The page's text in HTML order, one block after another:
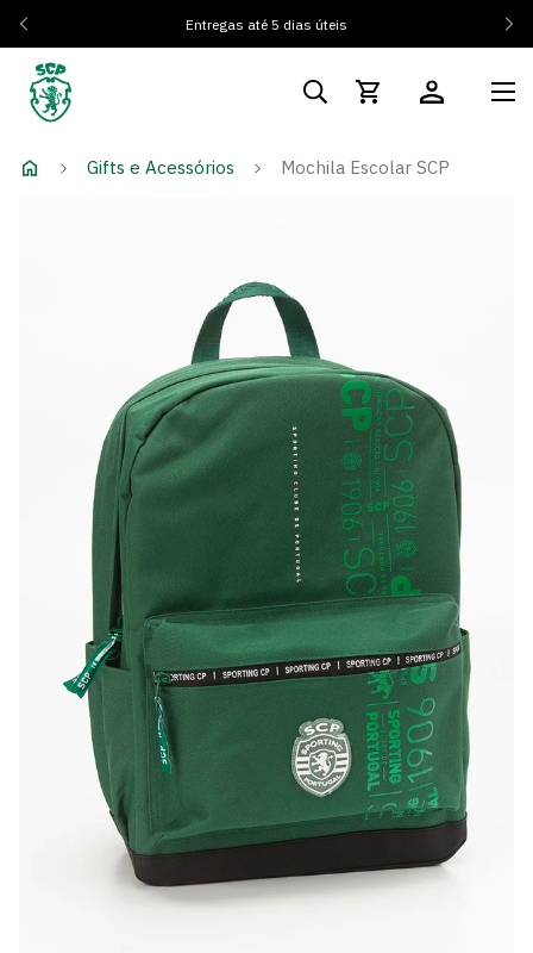
Entregas até 5 dias úteis
Gifts e Acessórios Mochila Escolar SCP